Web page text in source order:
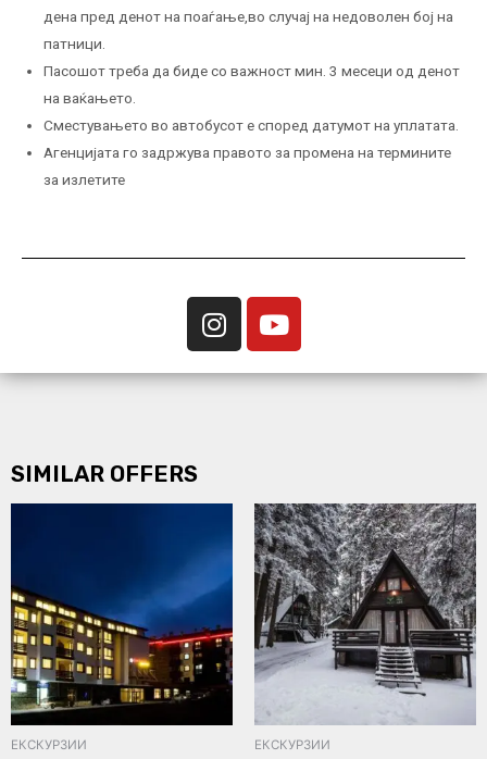
дена пред денот на поаѓање,во случај на недоволен бој на
патници.
Пасошот треба да биде со важност мин. 3 месеци од денот
на ваќањето.
Сместувањето во автобусот е според датумот на уплатата.
Агенцијата го задржува правото за промена на термините
за излетите
SIMILAR OFFERS
ЕКСКУРЗИИ ЕКСКУРЗИИ